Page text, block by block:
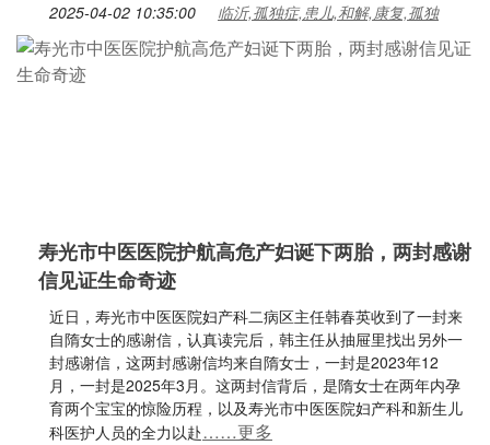
2025-04-02 10:35:00 临沂,孤独症,患儿,和解,康复,孤独
寿光市中医医院护航高危产妇诞下两胎，两封感谢
信见证生命奇迹
近日，寿光市中医医院妇产科二病区主任韩春英收到了一封来
自隋女士的感谢信，认真读完后，韩主任从抽屉里找出另外一
封感谢信，这两封感谢信均来自隋女士，一封是2023年12
月，一封是2025年3月。这两封信背后，是隋女士在两年内孕
育两个宝宝的惊险历程，以及寿光市中医医院妇产科和新生儿
科医护人员的全力以赴……更多